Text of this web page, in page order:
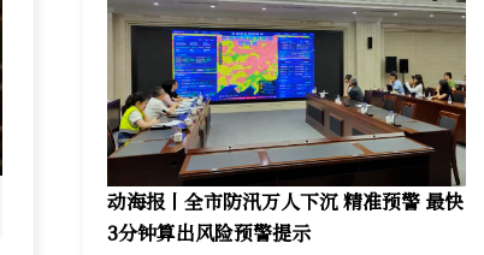
动海报丨全市防汛万人下沉 精准预警 最快
3分钟算出风险预警提示